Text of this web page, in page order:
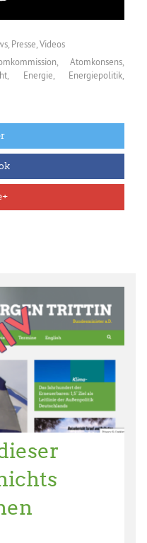
Presse Videos
,Atomkonsens
Energie Energiepolitik